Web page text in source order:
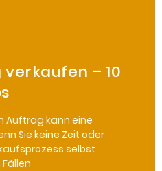
– 10
Auftrag kann eine
Sie keine Zeit oder
selbst